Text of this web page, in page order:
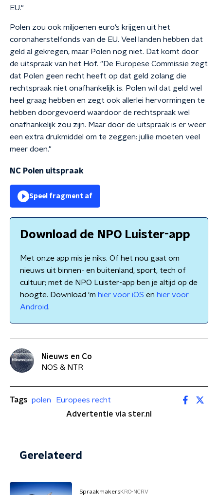
EU."
Polen zou ook miljoenen euro’s krijgen uit het
coronaherstelfonds van de EU. Veel landen hebben dat
geld al gekregen, maar Polen nog niet. Dat komt door
de uitspraak van het Hof. "De Europese Commissie zegt
dat Polen geen recht heeft op dat geld zolang die
rechtspraak niet onafhankelijk is. Polen wil dat geld wel
heel graag hebben en zegt ook allerlei hervormingen te
hebben doorgevoerd waardoor de rechtspraak wel
onafhankelijk zou zijn. Maar door de uitspraak is er weer
een extra drukmiddel om te zeggen: jullie moeten veel
meer doen."
NC Polen uitspraak
Speel fragment af
Download de NPO Luister-app
Met onze app mis je niks. Of het nou gaat om
nieuws uit binnen- en buitenland, sport, tech of
cultuur; met de NPO Luister-app ben je altijd op de
hoogte. Download 'm hier voor iOS en hier voor
Android.
Nieuws en Co
NOS & NTR
Tags polen
Europees recht
Advertentie via ster.nl
Gerelateerd
SpraakmakersKRO-NCRV